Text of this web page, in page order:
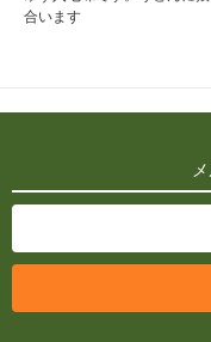
合います